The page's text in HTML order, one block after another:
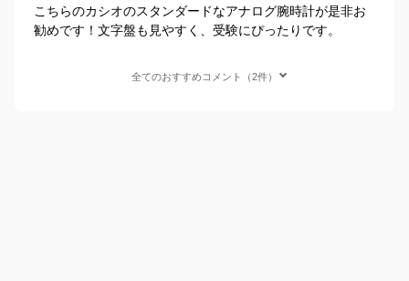
こちらのカシオのスタンダードなアナログ腕時計が是非お
勧めです！文字盤も見やすく、受験にぴったりです。
全てのおすすめコメント（2件）